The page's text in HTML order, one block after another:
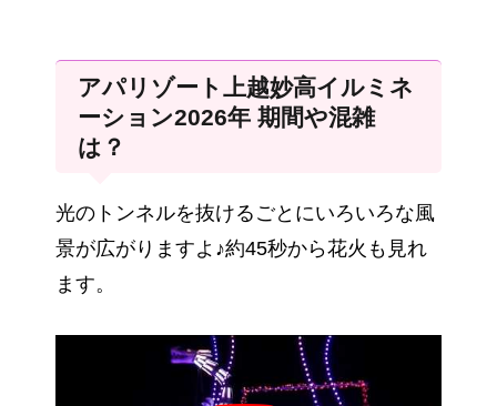
アパリゾート上越妙高イルミネ
ーション2026年 期間や混雑
は？
光のトンネルを抜けるごとにいろいろな風
景が広がりますよ♪約45秒から花火も見れ
ます。